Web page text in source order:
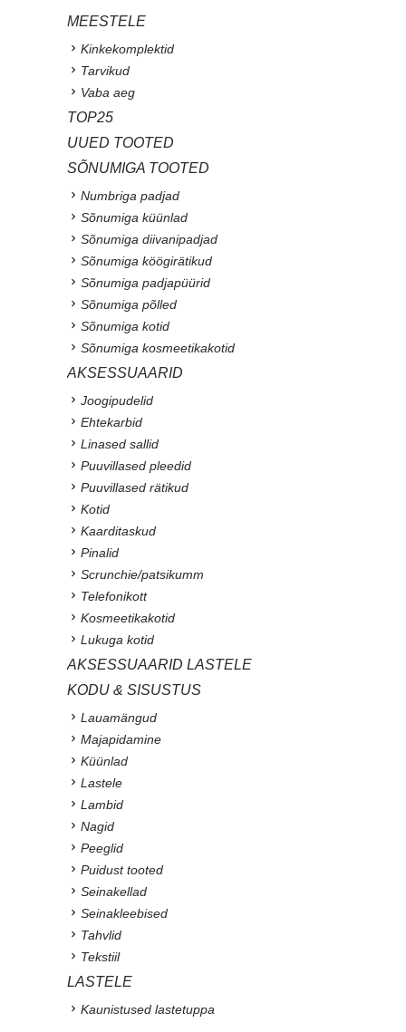
MEESTELE
Kinkekomplektid
Tarvikud
Vaba aeg
TOP25
UUED TOOTED
SÕNUMIGA TOOTED
Numbriga padjad
Sõnumiga küünlad
Sõnumiga diivanipadjad
Sõnumiga köögirätikud
Sõnumiga padjapüürid
Sõnumiga põlled
Sõnumiga kotid
Sõnumiga kosmeetikakotid
AKSESSUAARID
Joogipudelid
Ehtekarbid
Linased sallid
Puuvillased pleedid
Puuvillased rätikud
Kotid
Kaarditaskud
Pinalid
Scrunchie/patsikumm
Telefonikott
Kosmeetikakotid
Lukuga kotid
AKSESSUAARID LASTELE
KODU & SISUSTUS
Lauamängud
Majapidamine
Küünlad
Lastele
Lambid
Nagid
Peeglid
Puidust tooted
Seinakellad
Seinakleebised
Tahvlid
Tekstiil
LASTELE
Kaunistused lastetuppa